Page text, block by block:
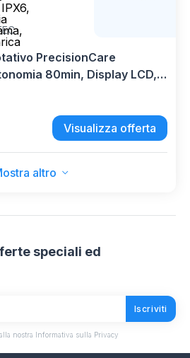
PrecisionCare
80min, Display LCD,
Resistente all'Acqua
Lama, Base Ricarica
Visualizza offerta
altro
speciali ed
Iscriviti
nostra Informativa sulla Privacy